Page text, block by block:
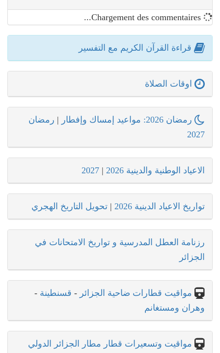
قراءة القرآن الكريم مع التفسير
اوقات الصلاة
رمضان 2026: مواعيد إمساك وإفطار | رمضان
2027
الاعياد الوطنية والدينية 2026 |
2027
تواريخ الاعياد الدينية 2026 | تحويل التاريخ الهجري
رزنامة العطل المدرسية و تواريخ الامتحانات في
الجزائر
مواقيت قطارات ضاحية الجزائر - قسنطينة -
وهران ومستغانم
مواقيت وتسعيرات قطار مطار الجزائر الدولي